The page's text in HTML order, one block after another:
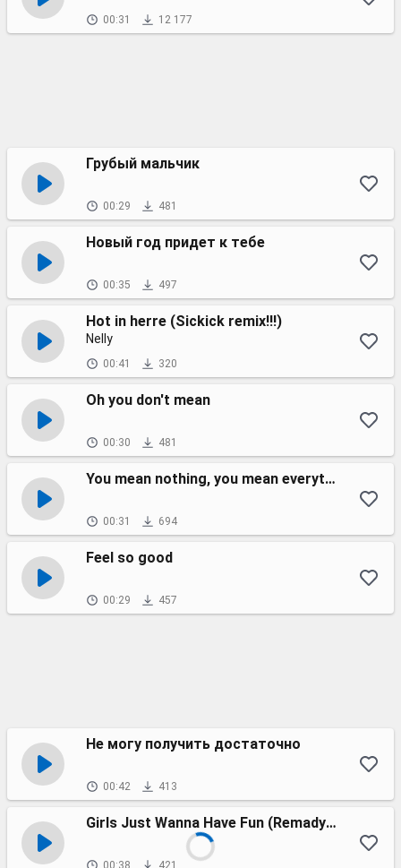
00:31 12 177
Грубый мальчик
00:29 481
Новый год придет к тебе
00:35 497
Hot in herre (Sickick remix!!!)
Nelly
00:41 320
Oh you don't mean
00:30 481
You mean nothing, you mean everything
00:31 694
Feel so good
00:29 457
Не могу получить достаточно
00:42 413
Girls Just Wanna Have Fun (Remady Extended Remix)
00:38 421